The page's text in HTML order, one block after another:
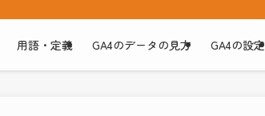
用語・定義 GA4のデータの見方 GA4の設定